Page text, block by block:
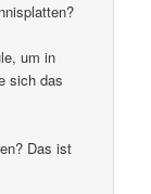
um in
sich das
Das ist